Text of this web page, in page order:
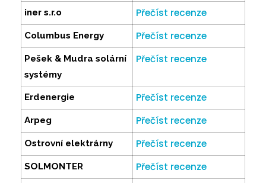
iner s.r.o Přečíst recenze
Columbus Energy Přečíst recenze
Pešek & Mudra solární
systémy
Přečíst recenze
Erdenergie Přečíst recenze
Arpeg Přečíst recenze
Ostrovní elektrárny Přečíst recenze
SOLMONTER Přečíst recenze